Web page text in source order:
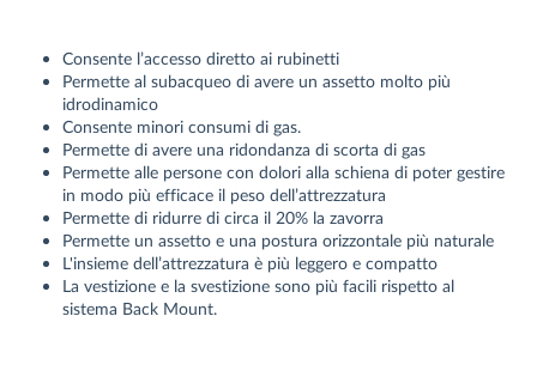
Consente l’accesso diretto ai rubinetti
Permette al subacqueo di avere un assetto molto più
idrodinamico
Consente minori consumi di gas.
Permette di avere una ridondanza di scorta di gas
Permette alle persone con dolori alla schiena di poter gestire
in modo più efficace il peso dell’attrezzatura
Permette di ridurre di circa il 20% la zavorra
Permette un assetto e una postura orizzontale più naturale
L'insieme dell’attrezzatura è più leggero e compatto
La vestizione e la svestizione sono più facili rispetto al
sistema Back Mount.